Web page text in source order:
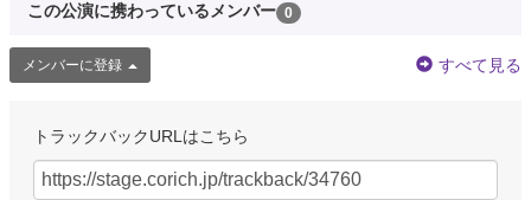
この公演に携わっているメンバー 0
メンバーに登録 すべて見る
トラックバックURLはこちら